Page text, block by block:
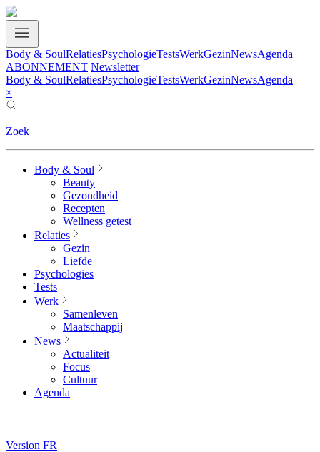
Body & SoulRelatiesPsychologieTestsWerkGezinNewsAgenda
ABONNEMENT Newsletter
Body & SoulRelatiesPsychologieTestsWerkGezinNewsAgenda
×
Zoek
Body & Soul
Beauty
Gezondheid
Recepten
Wellness getest
Relaties
Gezin
Liefde
Psychologies
Tests
Werk
Samenleven
Maatschappij
News
Actualiteit
Focus
Cultuur
Agenda
Version FR